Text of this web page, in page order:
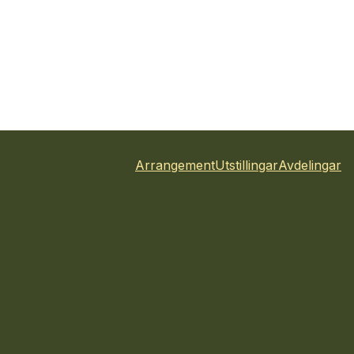
ArrangementUtstillingarAvdelingar